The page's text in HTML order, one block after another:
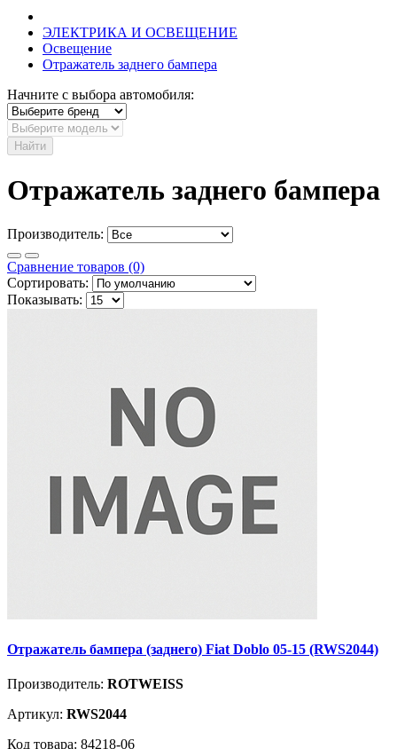
ЭЛЕКТРИКА И ОСВЕЩЕНИЕ
Освещение
Отражатель заднего бампера
Начните с выбора автомобиля:
Найти
Отражатель заднего бампера
Производитель:
Сравнение товаров (0)
Сортировать:
Показывать:
Отражатель бампера (заднего) Fiat Doblo 05-15 (RWS2044)
Производитель: ROTWEISS
Артикул: RWS2044
Код товара: 84218-06